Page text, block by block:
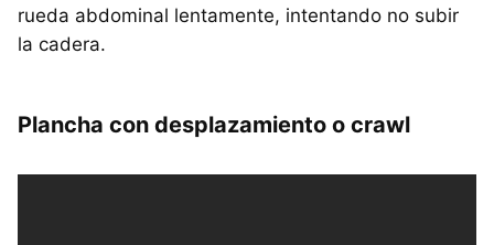
rueda abdominal lentamente, intentando no subir
la cadera.
Plancha con desplazamiento o crawl